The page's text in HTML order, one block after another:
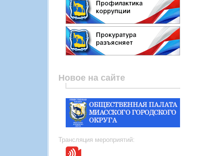
Новое на сайте
Трансляция мероприятий: